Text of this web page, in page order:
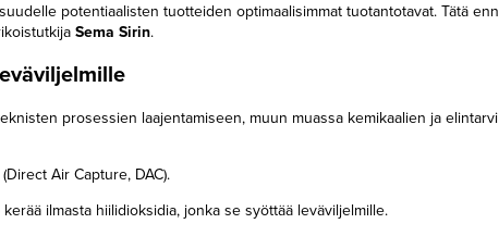
potentiaalisten tuotteiden optimaalisimmat tuotantotavat. Tätä
Sema Sirin.
prosessien laajentamiseen, muun muassa kemikaalien ja
Air Capture, DAC).
ilmasta hiilidioksidia, jonka se syöttää leväviljelmille.